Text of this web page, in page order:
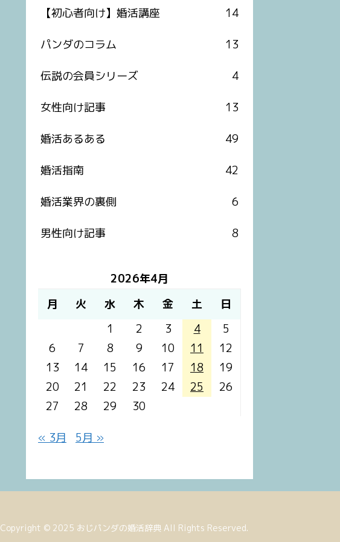
【初心者向け】婚活講座 14
パンダのコラム 13
伝説の会員シリーズ 4
女性向け記事 13
婚活あるある 49
婚活指南 42
婚活業界の裏側 6
男性向け記事 8
2026年4月
月
火 水 木 金 土
日
1
2 3 4
5
6
7 8 9 10 11
12
13
14 15 16 17 18
19
20
21 22 23 24 25
26
27
28 29 30
« 3月 5月 »
Copyright © 2025 おじパンダの婚活辞典 All Rights Reserved.